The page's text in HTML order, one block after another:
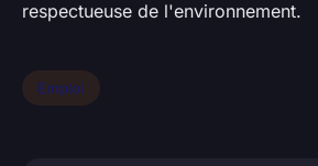
respectueuse de l'environnement.
Emploi